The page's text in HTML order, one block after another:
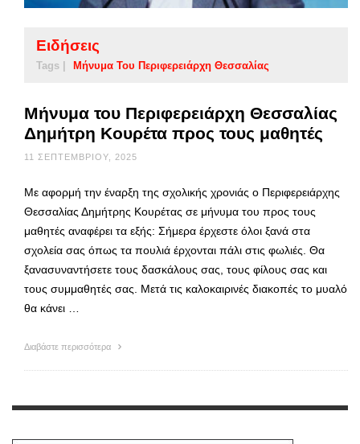
Ειδήσεις
Tags | Μήνυμα Του Περιφερειάρχη Θεσσαλίας
Μήνυμα του Περιφερειάρχη Θεσσαλίας
Δημήτρη Κουρέτα προς τους μαθητές
11 ΣΕΠΤΕΜΒΡΊΟΥ, 2025
Με αφορμή την έναρξη της σχολικής χρονιάς ο Περιφερειάρχης
Θεσσαλίας Δημήτρης Κουρέτας σε μήνυμα του προς τους
μαθητές αναφέρει τα εξής: Σήμερα έρχεστε όλοι ξανά στα
σχολεία σας όπως τα πουλιά έρχονται πάλι στις φωλιές. Θα
ξανασυναντήσετε τους δασκάλους σας, τους φίλους σας και
τους συμμαθητές σας. Μετά τις καλοκαιρινές διακοπές το μυαλό
θα κάνει …
Διαβάστε περισσότερα